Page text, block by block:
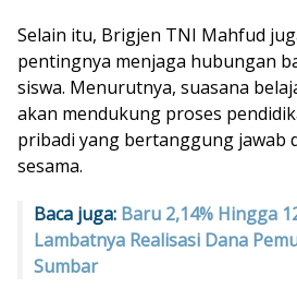
Selain itu, Brigjen TNI Mahfud
pentingnya menjaga hubungan
siswa. Menurutnya, suasana
akan mendukung proses
pribadi yang bertanggung jawab
sesama.
Baca juga: Baru 2,14% Hingga
Lambatnya Realisasi Dana
Sumbar